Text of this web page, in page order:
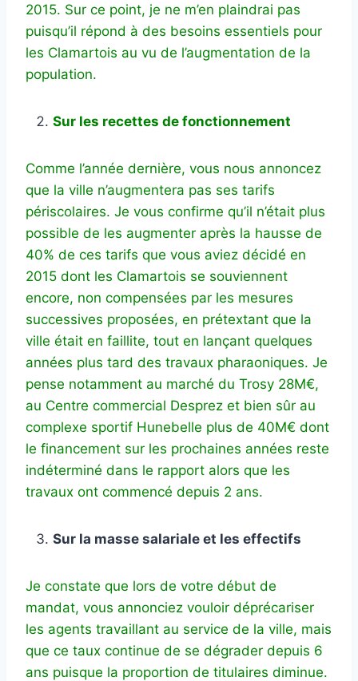
2015. Sur ce point, je ne m’en plaindrai pas
puisqu’il répond à des besoins essentiels pour
les Clamartois au vu de l’augmentation de la
population.
Sur les recettes de fonctionnement
Comme l’année dernière, vous nous annoncez
que la ville n’augmentera pas ses tarifs
périscolaires. Je vous confirme qu’il n’était plus
possible de les augmenter après la hausse de
40% de ces tarifs que vous aviez décidé en
2015 dont les Clamartois se souviennent
encore, non compensées par les mesures
successives proposées, en prétextant que la
ville était en faillite, tout en lançant quelques
années plus tard des travaux pharaoniques. Je
pense notamment au marché du Trosy 28M€,
au Centre commercial Desprez et bien sûr au
complexe sportif Hunebelle plus de 40M€ dont
le financement sur les prochaines années reste
indéterminé dans le rapport alors que les
travaux ont commencé depuis 2 ans.
Sur la masse salariale et les effectifs
Je constate que lors de votre début de
mandat, vous annonciez vouloir déprécariser
les agents travaillant au service de la ville, mais
que ce taux continue de se dégrader depuis 6
ans puisque la proportion de titulaires diminue.